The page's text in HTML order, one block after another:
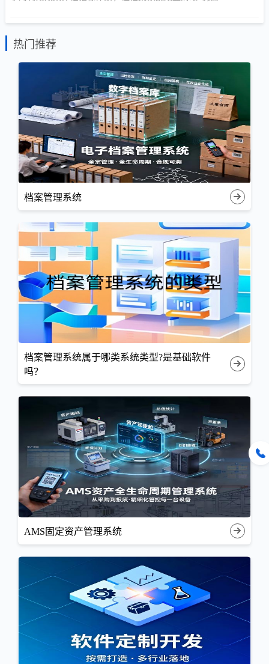
热门推荐
档案管理系统
档案管理系统属于哪类系统类型?是基础软件
吗？
AMS固定资产管理系统